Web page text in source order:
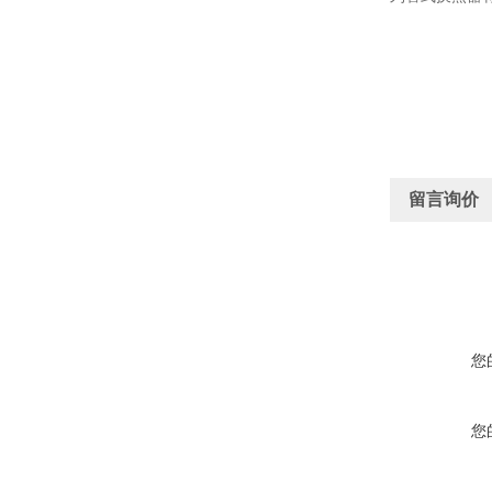
留言询价
您
您